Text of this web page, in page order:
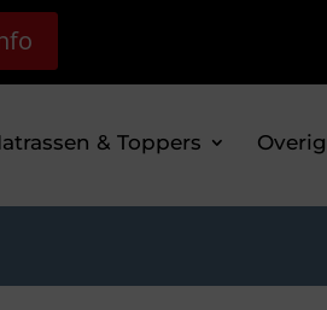
& Toppers Overig